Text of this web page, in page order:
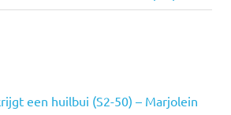
bericht:
een huilbui (S2-50) – Marjolein